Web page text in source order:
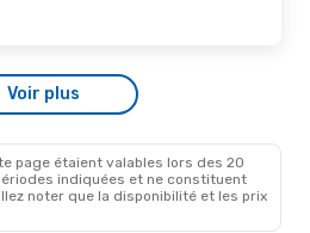
Voir plus
page étaient valables lors des 20
indiquées et ne constituent
noter que la disponibilité et les prix